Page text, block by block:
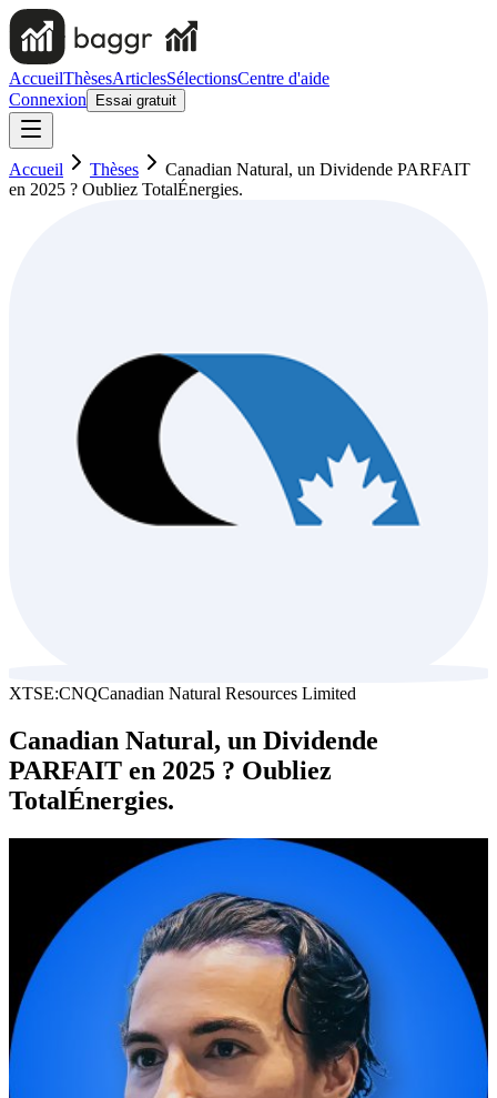
AccueilThèsesArticlesSélectionsCentre d'aide
Connexion
Essai gratuit
Accueil Thèses
Canadian Natural, un Dividende PARFAIT
en 2025 ? Oubliez TotalÉnergies.
XTSE:CNQCanadian Natural Resources Limited
Canadian Natural, un Dividende
PARFAIT en 2025 ? Oubliez
TotalÉnergies.